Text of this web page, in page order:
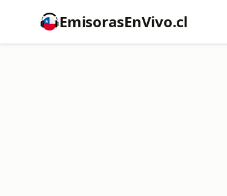
EmisorasEnVivo.cl